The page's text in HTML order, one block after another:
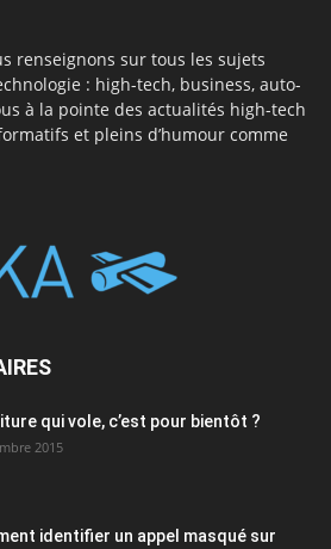
renseignons sur tous les sujets
: high-tech, business, auto-
à la pointe des actualités high-tech
et pleins d’humour comme
qui vole, c’est pour bientôt ?
2015
identifier un appel masqué sur